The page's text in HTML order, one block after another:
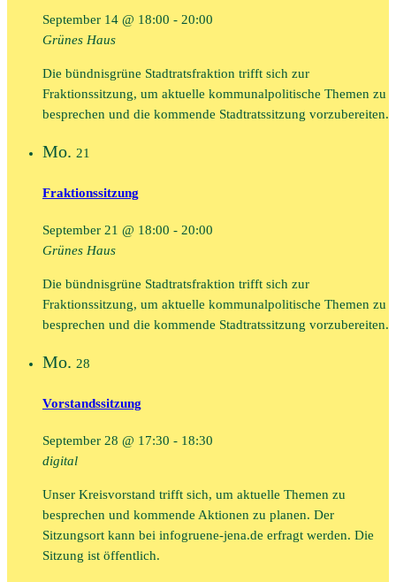
September 14 @ 18:00 - 20:00
Grünes Haus
Die bündnisgrüne Stadtratsfraktion trifft sich zur
Fraktionssitzung, um aktuelle kommunalpolitische Themen zu
besprechen und die kommende Stadtratssitzung vorzubereiten.
Mo. 21
Fraktionssitzung
September 21 @ 18:00 - 20:00
Grünes Haus
Die bündnisgrüne Stadtratsfraktion trifft sich zur
Fraktionssitzung, um aktuelle kommunalpolitische Themen zu
besprechen und die kommende Stadtratssitzung vorzubereiten.
Mo. 28
Vorstandssitzung
September 28 @ 17:30 - 18:30
digital
Unser Kreisvorstand trifft sich, um aktuelle Themen zu
besprechen und kommende Aktionen zu planen. Der
Sitzungsort kann bei infogruene-jena.de erfragt werden. Die
Sitzung ist öffentlich.